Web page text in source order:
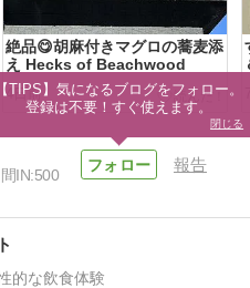
絶品😋胡麻付きマグロの蕎麦添
え Hecks of Beachwood
4日前
IN:500
報告
的な飲食体験
【TIPS】気になるブログをフォロー。
登録は不要！すぐ使えます。
閉じる